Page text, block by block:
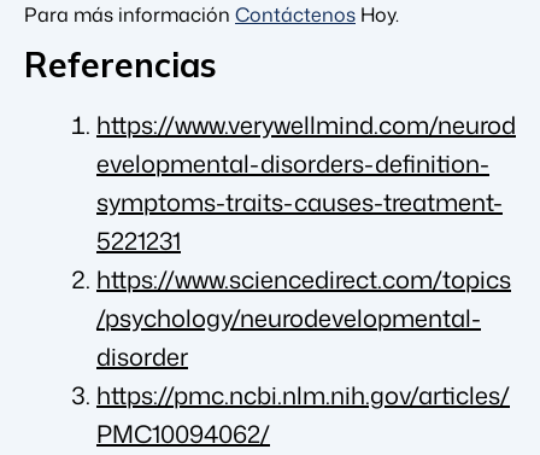
Para más información Contáctenos Hoy.
Referencias
https://www.verywellmind.com/neurod
evelopmental-disorders-definition-
symptoms-traits-causes-treatment-
5221231
https://www.sciencedirect.com/topics
/psychology/neurodevelopmental-
disorder
https://pmc.ncbi.nlm.nih.gov/articles/
PMC10094062/